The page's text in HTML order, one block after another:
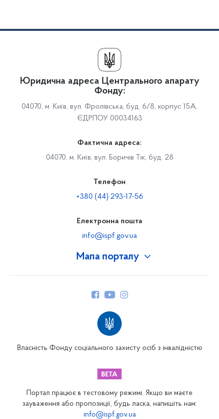
Мапа порталу
Закарпатське відділення
Запорізьке відділення
Юридична адреса Центрального апарату
Фонду:
04070, м. Київ, вул. Фролівська, буд. 6/8, корпус 15А,
ЄДРПОУ 00034163
Фактична адреса:
04070, м. Київ, вул. Боричів Тік, буд. 28
Телефон
+380 (44) 293-17-56
Електронна пошта
info@ispf.gov.ua
Власність Фонду соціального захисту осіб з інвалідністю
Портал працює в тестовому режимі. Якщо ви маєте
зауваження або пропозиції, будь ласка, напишіть нам:
info@ispf.gov.ua